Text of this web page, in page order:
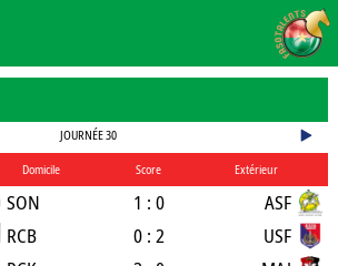
JOURNÉE 30
Domicile Score
Extérieur
SON 1 : 0 ASF
RCB 0 : 2 USF